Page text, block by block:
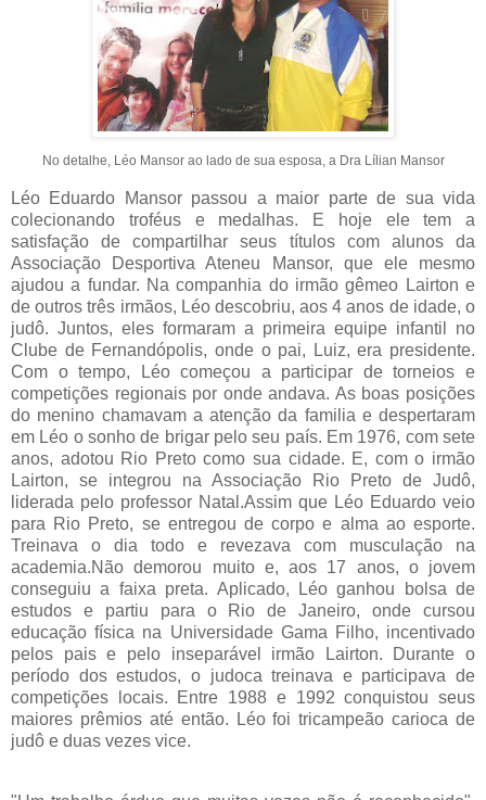
No detalhe, Léo Mansor ao lado de sua esposa, a Dra Lílian Mansor
Léo Eduardo Mansor passou a maior parte de sua vida
colecionando troféus e medalhas. E hoje ele tem a
satisfação de compartilhar seus títulos com alunos da
Associação Desportiva Ateneu Mansor, que ele mesmo
ajudou a fundar. Na companhia do irmão gêmeo Lairton e
de outros três irmãos, Léo descobriu, aos 4 anos de idade, o
judô. Juntos, eles formaram a primeira equipe infantil no
Clube de Fernandópolis, onde o pai, Luiz, era presidente.
Com o tempo, Léo começou a participar de torneios e
competições regionais por onde andava. As boas posições
do menino chamavam a atenção da familia e despertaram
em Léo o sonho de brigar pelo seu país. Em 1976, com sete
anos, adotou Rio Preto como sua cidade. E, com o irmão
Lairton, se integrou na Associação Rio Preto de Judô,
liderada pelo professor Natal.Assim que Léo Eduardo veio
para Rio Preto, se entregou de corpo e alma ao esporte.
Treinava o dia todo e revezava com musculação na
academia.Não demorou muito e, aos 17 anos, o jovem
conseguiu a faixa preta. Aplicado, Léo ganhou bolsa de
estudos e partiu para o Rio de Janeiro, onde cursou
educação física na Universidade Gama Filho, incentivado
pelos pais e pelo inseparável irmão Lairton. Durante o
período dos estudos, o judoca treinava e participava de
competições locais. Entre 1988 e 1992 conquistou seus
maiores prêmios até então. Léo foi tricampeão carioca de
judô e duas vezes vice.